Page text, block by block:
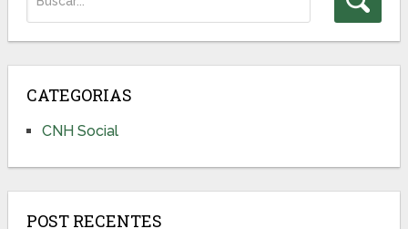
CATEGORIAS
CNH Social
POST RECENTES